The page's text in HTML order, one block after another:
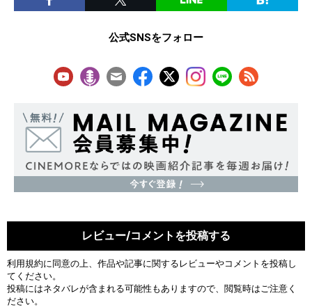
公式SNSをフォロー
レビュー/コメントを投稿する
利用規約に同意の上、作品や記事に関するレビューやコメントを投稿し
てください。
投稿にはネタバレが含まれる可能性もありますので、閲覧時はご注意く
ださい。